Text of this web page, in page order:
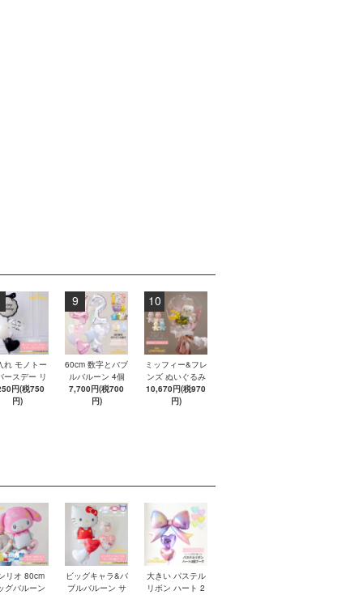
れ モノトー
ースデー リ
バブルブー
浮かせてお
円(税750
円)
9
60cm 数字とバブ
ルバルーン 4個
ブーケ 【浮かせ
てお届け】 ヘリ
7,700円(税700
円)
10
ミッフィー&フレ
ンズ ぬいぐるみ
ブーケ アレンジ
メントバルーン
10,670円(税970
円)
リオ 80cm
グバルーン
ビッグキャラ&バ
ブルバルーン サ
大きい パステル
リボン ハート 2